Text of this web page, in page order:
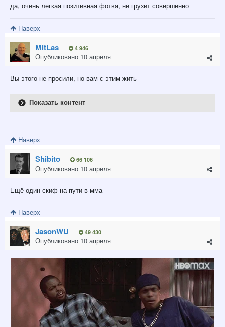
да, очень легкая позитивная фотка, не грузит совершенно
Наверх
MitLas 4 946
Опубликовано 10 апреля
Вы этого не просили, но вам с этим жить
Показать контент
Наверх
Shibito 66 106
Опубликовано 10 апреля
Ещё один скиф на пути в мма
Наверх
JasonWU 49 430
Опубликовано 10 апреля